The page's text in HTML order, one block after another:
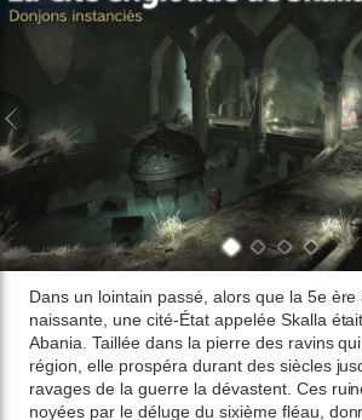
Dans un lointain passé, alors que la 5e
naissante, une cité-État appelée Skalla
Abania. Taillée dans la pierre des ravins
région, elle prospéra durant des siècles
ravages de la guerre la dévastent. Ces
noyées par le déluge du sixième fléau,